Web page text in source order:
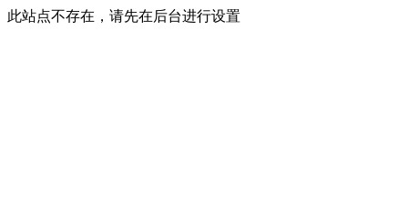
此站点不存在，请先在后台进行设置